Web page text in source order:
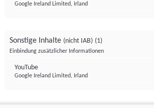
Google Ireland Limited, Irland
Sonstige Inhalte (nicht IAB) (1)
Einbindung zusätzlicher Informationen
YouTube
Google Ireland Limited, Irland